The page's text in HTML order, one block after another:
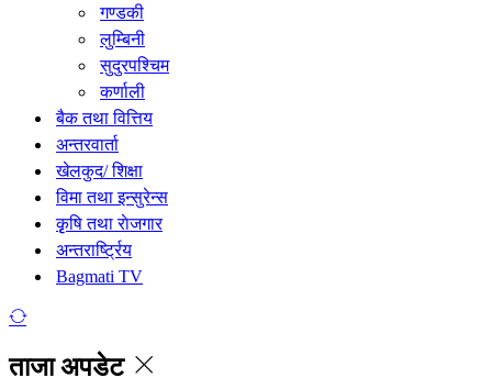
गण्डकी
लुम्बिनी
सुदुरपश्चिम
कर्णाली
बैक तथा वित्तिय
अन्तरवार्ता
खेलकुद/ शिक्षा
विमा तथा इन्सुरेन्स
कृृषि तथा राेजगार
अन्तरार्ष्ट्रिय
Bagmati TV
ताजा अपडेट